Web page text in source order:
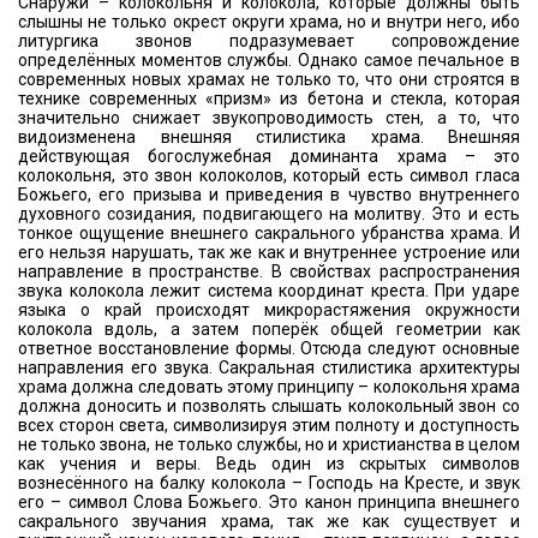
слышны не только окрест округи храма, но и внутри него, ибо
литургика звонов подразумевает сопровождение
определённых моментов службы. Однако самое печальное в
современных новых храмах не только то, что они строятся в
технике современных «призм» из бетона и стекла, которая
значительно снижает звукопроводимость стен, а то, что
видоизменена внешняя стилистика храма. Внешняя
действующая богослужебная доминанта храма – это
колокольня, это звон колоколов, который есть символ гласа
Божьего, его призыва и приведения в чувство внутреннего
духовного созидания, подвигающего на молитву. Это и есть
тонкое ощущение внешнего сакрального убранства храма. И
его нельзя нарушать, так же как и внутреннее устроение или
направление в пространстве. В свойствах распространения
звука колокола лежит система координат креста. При ударе
языка о край происходят микрорастяжения окружности
колокола вдоль, а затем поперёк общей геометрии как
ответное восстановление формы. Отсюда следуют основные
направления его звука. Сакральная стилистика архитектуры
храма должна следовать этому принципу – колокольня храма
должна доносить и позволять слышать колокольный звон со
всех сторон света, символизируя этим полноту и доступность
не только звона, не только службы, но и христианства в целом
как учения и веры. Ведь один из скрытых символов
вознесённого на балку колокола – Господь на Кресте, и звук
его – символ Слова Божьего. Это канон принципа внешнего
сакрального звучания храма, так же как существует и